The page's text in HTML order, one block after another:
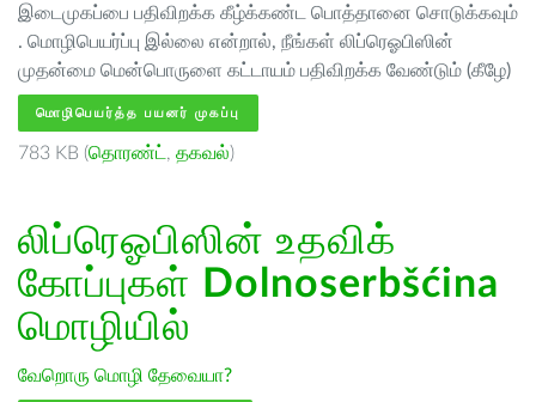
இடைமுகப்பை பதிவிறக்க கீழ்க்கண்ட பொத்தானை சொடுக்கவும்
. மொழிபெயர்ப்பு இல்லை என்றால், நீங்கள் லிப்ரெஓபிஸின்
முதன்மை மென்பொருளை கட்டாயம் பதிவிறக்க வேண்டும் (கீழே)
மொழிபெயர்த்த பயனர் முகப்பு
783 KB (தொரண்ட் , தகவல்)
லிப்ரெஓபிஸின் உதவிக்
கோப்புகள் Dolnoserbšćina
மொழியில்
வேறொரு மொழி தேவையா?